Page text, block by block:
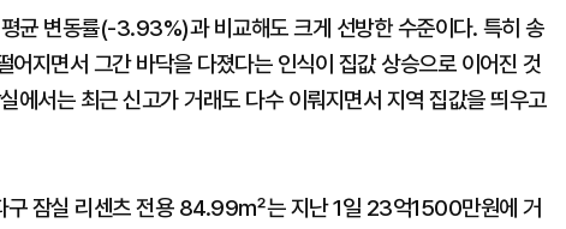
균 변동률(-3.93%)과 비교해도 크게 선방한 수준이다. 특히 송
지면서 그간 바닥을 다졌다는 인식이 집값 상승으로 이어진 것
에서는 최근 신고가 거래도 다수 이뤄지면서 지역 집값을 띄우고
구 잠실 리센츠 전용 84.99㎡는 지난 1일 23억1500만원에 거